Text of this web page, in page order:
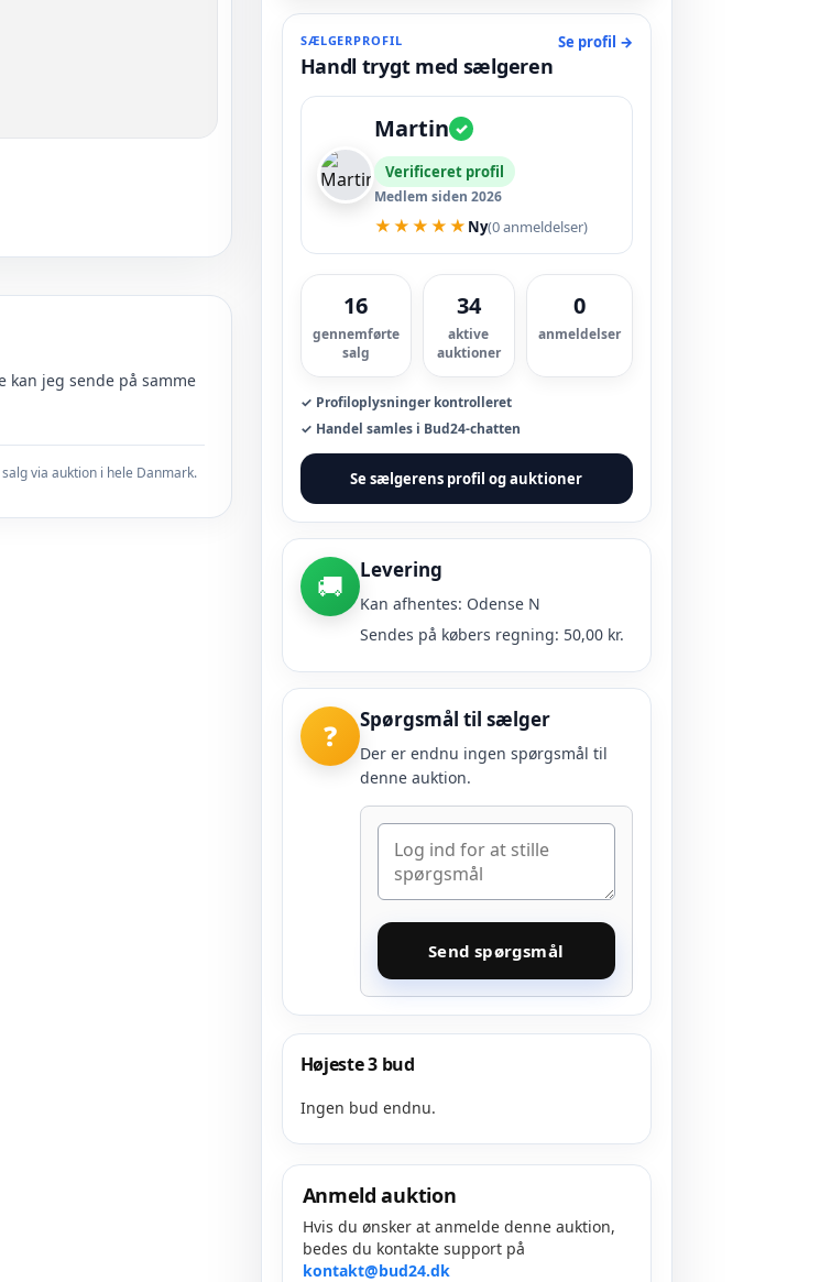
kan jeg sende på samme
via auktion i hele Danmark.
SÆLGERPROFIL
Handl trygt med sælgeren
Se profil →
Martin ✓
Verificeret profil
Medlem siden 2026
★★★★★ Ny(0 anmeldelser)
16
gennemførte
salg
34
aktive
auktioner
0
anmeldelser
✓ Profiloplysninger kontrolleret
✓ Handel samles i Bud24-chatten
Se sælgerens profil og auktioner
🚚 Levering
Kan afhentes: Odense N
Sendes på købers regning: 50,00 kr.
❓ Spørgsmål til sælger
Der er endnu ingen spørgsmål til
denne auktion.
Send spørgsmål
Højeste 3 bud
Ingen bud endnu.
Anmeld auktion
Hvis du ønsker at anmelde denne auktion,
bedes du kontakte support på
kontakt@bud24.dk